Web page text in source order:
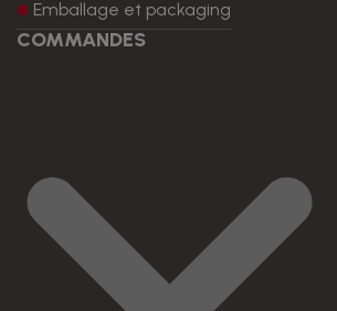
Emballage et packaging
COMMANDES